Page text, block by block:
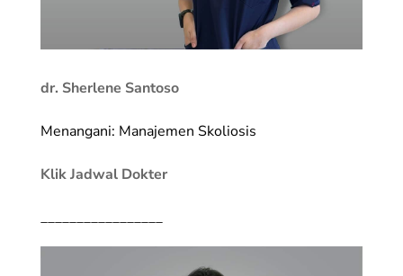
dr. Sherlene Santoso
Menangani: Manajemen Skoliosis
Klik Jadwal Dokter
_________________